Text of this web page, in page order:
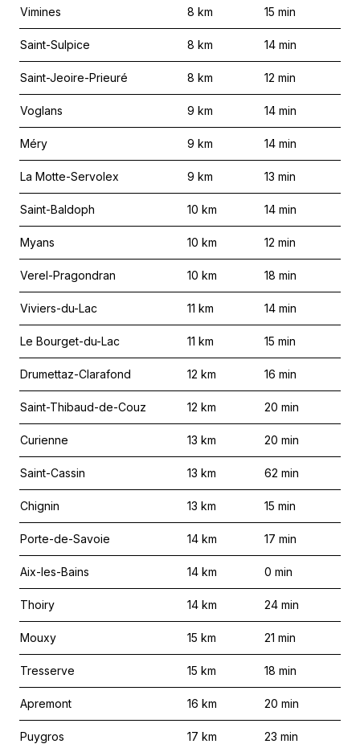
Vimines 8 km 15 min
Saint-Sulpice 8 km 14 min
Saint-Jeoire-Prieuré 8 km 12 min
Voglans 9 km 14 min
Méry 9 km 14 min
La Motte-Servolex 9 km 13 min
Saint-Baldoph 10 km 14 min
Myans 10 km 12 min
Verel-Pragondran 10 km 18 min
Viviers-du-Lac 11 km 14 min
Le Bourget-du-Lac 11 km 15 min
Drumettaz-Clarafond 12 km 16 min
Saint-Thibaud-de-Couz 12 km 20 min
Curienne 13 km 20 min
Saint-Cassin 13 km 62 min
Chignin 13 km 15 min
Porte-de-Savoie 14 km 17 min
Aix-les-Bains 14 km 0 min
Thoiry 14 km 24 min
Mouxy 15 km 21 min
Tresserve 15 km 18 min
Apremont 16 km 20 min
Puygros 17 km 23 min